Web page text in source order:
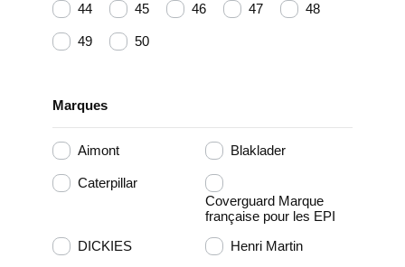
44 45 46 47 48
49 50
Marques
Aimont Blaklader
Caterpillar
Coverguard Marque
française pour les EPI
DICKIES
Henri Martin